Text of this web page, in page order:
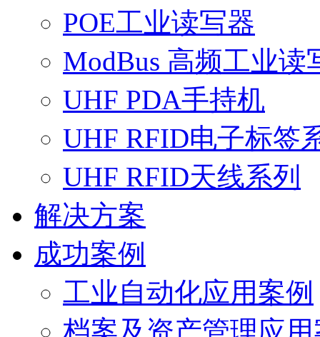
POE工业读写器
ModBus 高频工业读
UHF PDA手持机
UHF RFID电子标签
UHF RFID天线系列
解决方案
成功案例
工业自动化应用案例